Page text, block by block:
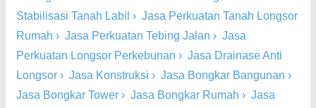
Stabilisasi Tanah Labil › Jasa Perkuatan Tanah Longsor
Rumah › Jasa Perkuatan Tebing Jalan › Jasa
Perkuatan Longsor Perkebunan › Jasa Drainase Anti
Longsor › Jasa Konstruksi › Jasa Bongkar Bangunan ›
Jasa Bongkar Tower › Jasa Bongkar Rumah › Jasa